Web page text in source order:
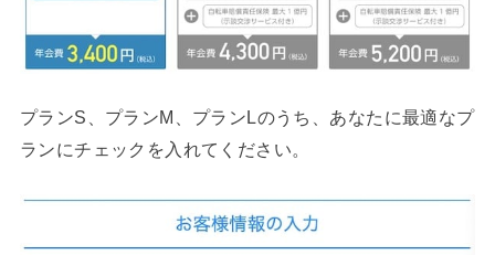
プランS、プランM、プランLのうち、あなたに最適なプ
ランにチェックを入れてください。